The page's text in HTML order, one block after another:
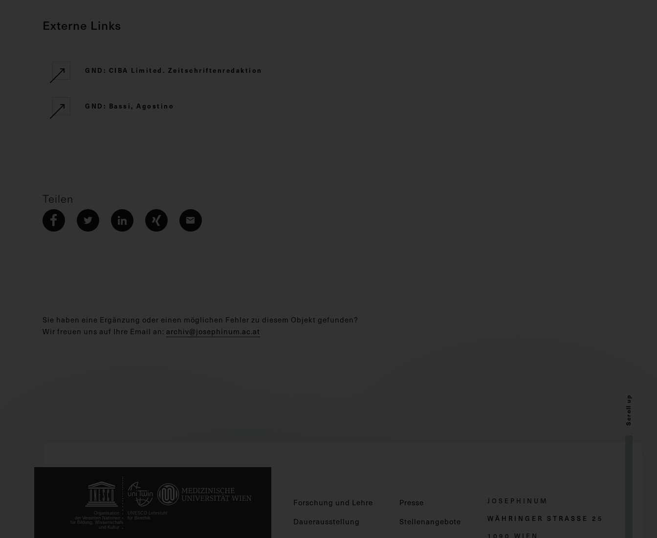
Externe Links
GND: CIBA Limited. Zeitschriftenredaktion
GND: Bassi, Agostino
Teilen
Sie haben eine Ergänzung oder einen möglichen Fehler zu diesem Objekt gefunden?
Wir freuen uns auf Ihre Email an: archiv@josephinum.ac.at
Scroll up
Forschung und Lehre
Dauerausstellung
Presse
Stellenangebote
JOSEPHINUM
WÄHRINGER STRASSE 2 5
1090 WIEN